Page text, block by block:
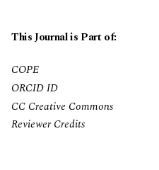
This Journal is Part of:
COPE
ORCID ID
CC Creative Commons
Reviewer Credits